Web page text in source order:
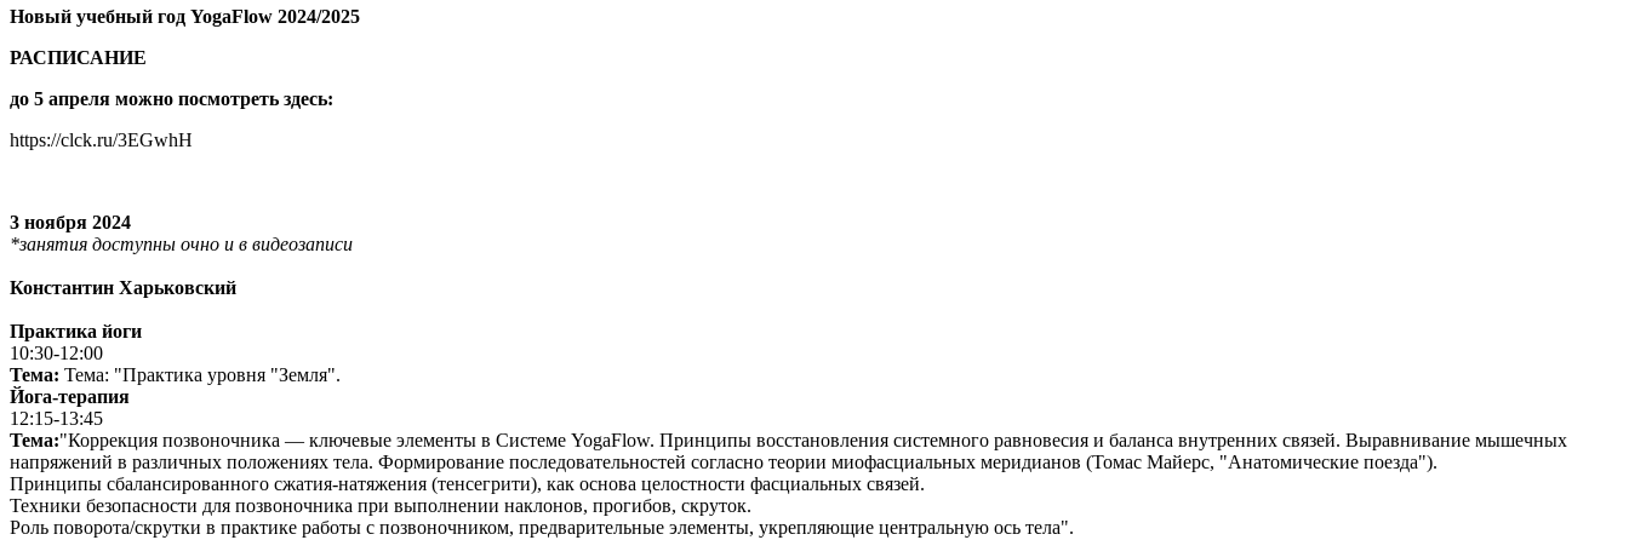
Новый учебный год YogaFlow 2024/2025
РАСПИСАНИЕ
до 5 апреля можно посмотреть здесь:
https://clck.ru/3EGwhH
3 ноября 2024
*занятия доступны очно и в видеозаписи
Константин Харьковский
Практика йоги
10:30-12:00
Тема: Тема: "Практика уровня "Земля".
Йога-терапия
12:15-13:45
Тема:"Коррекция позвоночника — ключевые элементы в Системе YogaFlow. Принципы восстановления системного равновесия и баланса внутренних связей. Выравнивание мышечных
напряжений в различных положениях тела. Формирование последовательностей согласно теории миофасциальных меридианов (Томас Майерс, "Анатомические поезда").
Принципы сбалансированного сжатия-натяжения (тенсегрити), как основа целостности фасциальных связей.
Техники безопасности для позвоночника при выполнении наклонов, прогибов, скруток.
Роль поворота/скрутки в практике работы с позвоночником, предварительные элементы, укрепляющие центральную ось тела".